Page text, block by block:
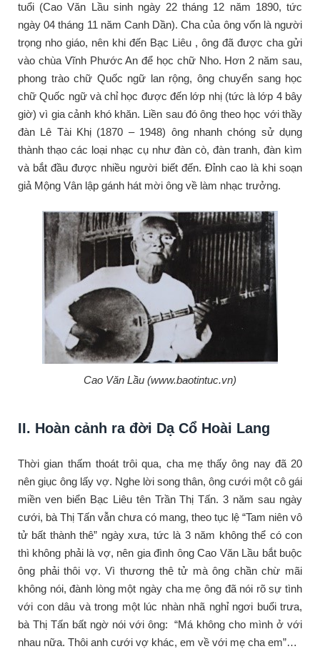
tuổi (Cao Văn Lầu sinh ngày 22 tháng 12 năm 1890, tức
ngày 04 tháng 11 năm Canh Dần). Cha của ông vốn là người
trọng nho giáo, nên khi đến Bạc Liêu , ông đã được cha gửi
vào chùa Vĩnh Phước An để học chữ Nho. Hơn 2 năm sau,
phong trào chữ Quốc ngữ lan rộng, ông chuyển sang học
chữ Quốc ngữ và chỉ học được đến lớp nhị (tức là lớp 4 bây
giờ) vì gia cảnh khó khăn. Liền sau đó ông theo học với thầy
đàn Lê Tài Khị (1870 – 1948) ông nhanh chóng sử dụng
thành thạo các loại nhạc cụ như đàn cò, đàn tranh, đàn kìm
và bắt đầu được nhiều người biết đến. Đỉnh cao là khi soạn
giả Mộng Vân lập gánh hát mời ông về làm nhạc trưởng.
Cao Văn Lầu (www.baotintuc.vn)
II. Hoàn cảnh ra đời Dạ Cổ Hoài Lang
Thời gian thấm thoát trôi qua, cha mẹ thấy ông nay đã 20
nên giục ông lấy vợ. Nghe lời song thân, ông cưới một cô gái
miền ven biển Bạc Liêu tên Trần Thị Tấn. 3 năm sau ngày
cưới, bà Thị Tấn vẫn chưa có mang, theo tục lệ “Tam niên vô
tử bất thành thê” ngày xưa, tức là 3 năm không thể có con
thì không phải là vợ, nên gia đình ông Cao Văn Lầu bắt buộc
ông phải thôi vợ. Vì thương thê tử mà ông chần chừ mãi
không nói, đành lòng một ngày cha mẹ ông đã nói rõ sự tình
với con dâu và trong một lúc nhàn nhã nghỉ ngơi buổi trưa,
bà Thị Tấn bất ngờ nói với ông: “Má không cho mình ở với
nhau nữa. Thôi anh cưới vợ khác, em về với mẹ cha em”…